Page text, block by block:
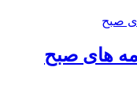
های صبح